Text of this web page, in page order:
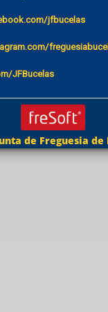
jfbucelas
JFBucelas
de Freguesia de